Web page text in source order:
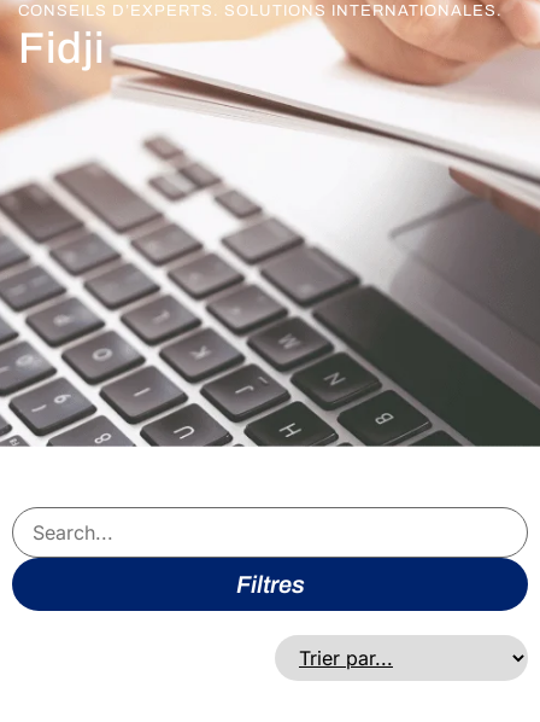
CONSEILS D’EXPERTS. SOLUTIONS INTERNATIONALES.
Fidji
Filtres